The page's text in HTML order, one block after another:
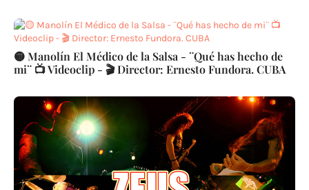
🟡 Manolín El Médico de la Salsa - ¨Qué has hecho de
mi¨ 📺 Videoclip - 🎬 Director: Ernesto Fundora. CUBA